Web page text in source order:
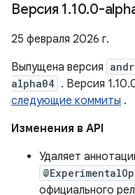
Версия 1.10.0-
25 февраля 2026 г.
Выпущена версия
alpha04 . Версия
следующие коммиты .
Изменения в API
Удаляет
официального